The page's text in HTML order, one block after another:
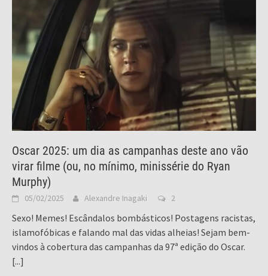
Oscar 2025: um dia as campanhas deste ano vão
virar filme (ou, no mínimo, minissérie do Ryan
Murphy)
05/02/2025 Alexandre Inagaki 2
Sexo! Memes! Escândalos bombásticos! Postagens racistas,
islamofóbicas e falando mal das vidas alheias! Sejam bem-
vindos à cobertura das campanhas da 97ª edição do Oscar.
[...]